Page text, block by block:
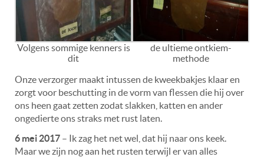
Volgens sommige kenners is
dit
de ultieme ontkiem-
methode
Onze verzorger maakt intussen de kweekbakjes klaar en
zorgt voor beschutting in de vorm van flessen die hij over
ons heen gaat zetten zodat slakken, katten en ander
ongedierte ons straks met rust laten.
6 mei 2017 – Ik zag het net wel, dat hij naar ons keek.
Maar we zijn nog aan het rusten terwijl er van alles